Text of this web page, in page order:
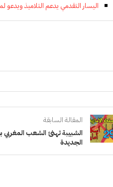
اليسار التقدمي يدعم التلاميذ ويدعو
المقالة السابقة
الشبيبة تهنئ الشعب المغربي
الجديدة